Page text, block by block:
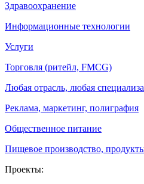
Здравоохранение
Информационные технологии
Услуги
Торговля (ритейл, FMCG)
Любая отрасль, любая
Реклама, маркетинг, полиграфия
Общественное питание
Пищевое производство,
Проекты: